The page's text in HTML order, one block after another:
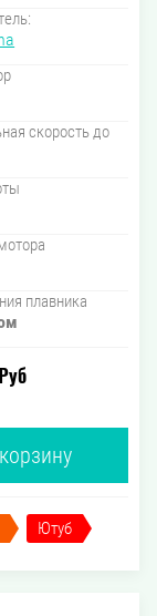
скорость до
плавника
Руб
Ютуб